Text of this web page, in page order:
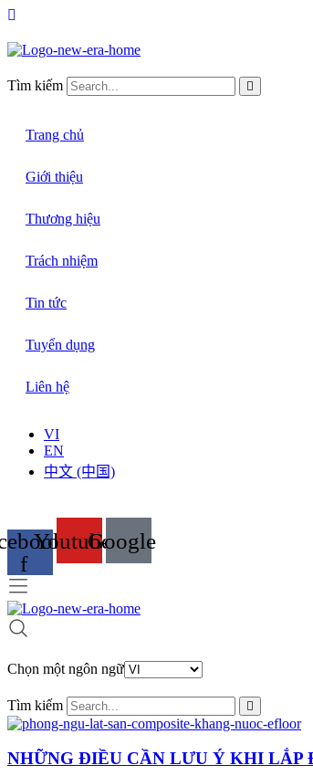
Tìm kiếm
Trang chủ
Giới thiệu
Thương hiệu
Trách nhiệm
Tin tức
Tuyển dụng
Liên hệ
VI
EN
中文 (中国)
f
YoutubeGoogle
Chọn một ngôn ngữ
Tìm kiếm
NHỮNG ĐIỀU CẦN LƯU Ý KHI LẮP